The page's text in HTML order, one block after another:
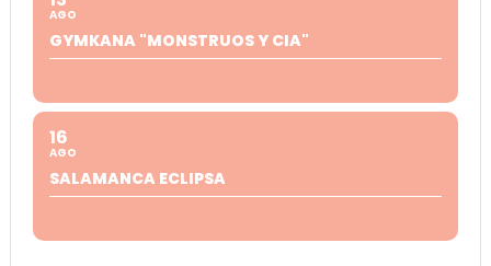
AGO
GYMKANA "MONSTRUOS Y CIA"
16
AGO
SALAMANCA ECLIPSA